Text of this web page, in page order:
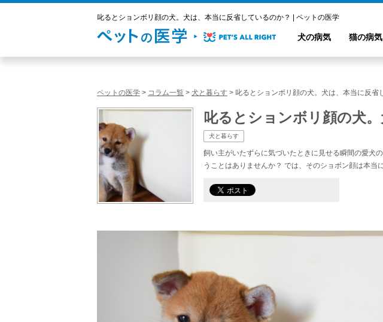
叱るとションボリ顔の犬。犬は、本当に反省しているのか？ | ペットの医学
犬の病気 猫の病気
ペットの医学 > コラム一覧 > 犬と暮らす > 叱るとションボリ顔の犬。犬は、本当に反省
叱るとションボリ顔の犬
犬と暮らす
飼い主がいたずらに気づいたときに見せる瞬間の愛犬
うことはありませんか？ では、そのショボン顔は本